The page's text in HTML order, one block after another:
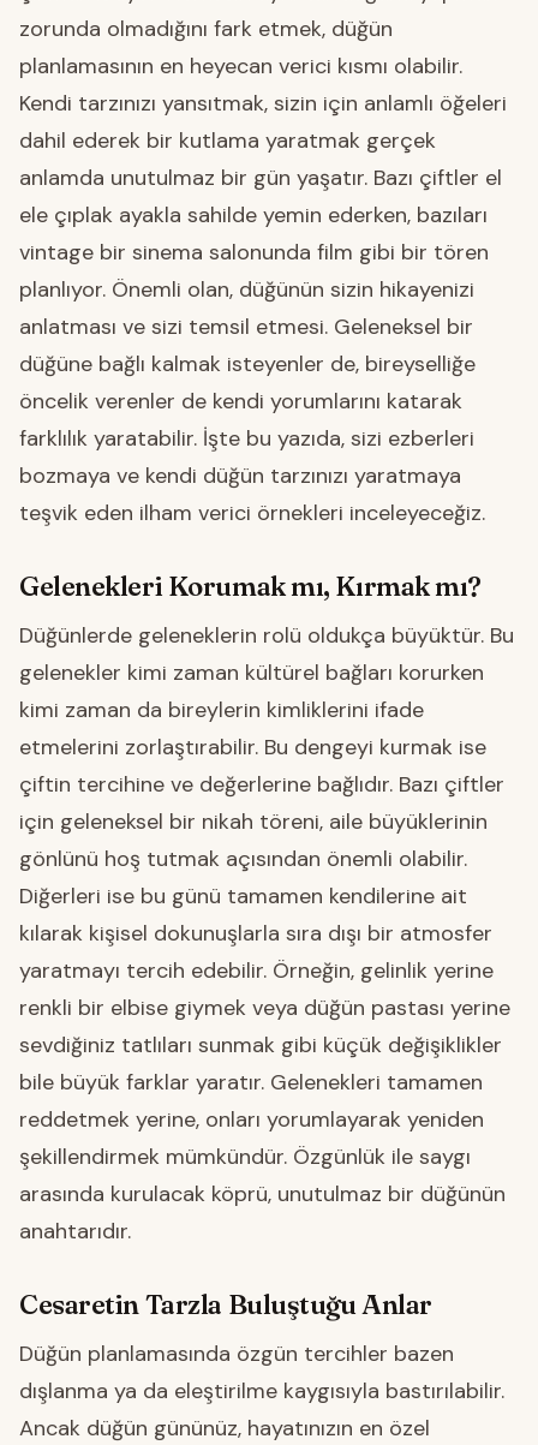
zorunda olmadığını fark etmek, düğün
planlamasının en heyecan verici kısmı olabilir.
Kendi tarzınızı yansıtmak, sizin için anlamlı öğeleri
dahil ederek bir kutlama yaratmak gerçek
anlamda unutulmaz bir gün yaşatır. Bazı çiftler el
ele çıplak ayakla sahilde yemin ederken, bazıları
vintage bir sinema salonunda film gibi bir tören
planlıyor. Önemli olan, düğünün sizin hikayenizi
anlatması ve sizi temsil etmesi. Geleneksel bir
düğüne bağlı kalmak isteyenler de, bireyselliğe
öncelik verenler de kendi yorumlarını katarak
farklılık yaratabilir. İşte bu yazıda, sizi ezberleri
bozmaya ve kendi düğün tarzınızı yaratmaya
teşvik eden ilham verici örnekleri inceleyeceğiz.
Gelenekleri Korumak mı, Kırmak mı?
Düğünlerde geleneklerin rolü oldukça büyüktür. Bu
gelenekler kimi zaman kültürel bağları korurken
kimi zaman da bireylerin kimliklerini ifade
etmelerini zorlaştırabilir. Bu dengeyi kurmak ise
çiftin tercihine ve değerlerine bağlıdır. Bazı çiftler
için geleneksel bir nikah töreni, aile büyüklerinin
gönlünü hoş tutmak açısından önemli olabilir.
Diğerleri ise bu günü tamamen kendilerine ait
kılarak kişisel dokunuşlarla sıra dışı bir atmosfer
yaratmayı tercih edebilir. Örneğin, gelinlik yerine
renkli bir elbise giymek veya düğün pastası yerine
sevdiğiniz tatlıları sunmak gibi küçük değişiklikler
bile büyük farklar yaratır. Gelenekleri tamamen
reddetmek yerine, onları yorumlayarak yeniden
şekillendirmek mümkündür. Özgünlük ile saygı
arasında kurulacak köprü, unutulmaz bir düğünün
anahtarıdır.
Cesaretin Tarzla Buluştuğu Anlar
Düğün planlamasında özgün tercihler bazen
dışlanma ya da eleştirilme kaygısıyla bastırılabilir.
Ancak düğün gününüz, hayatınızın en özel